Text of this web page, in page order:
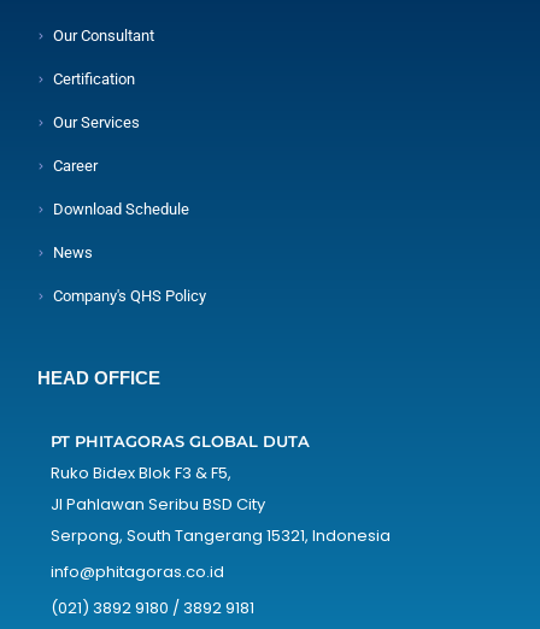
Our Consultant
Certification
Our Services
Career
Download Schedule
News
Company's QHS Policy
HEAD OFFICE
PT PHITAGORAS GLOBAL DUTA
Ruko Bidex Blok F3 & F5,
Jl Pahlawan Seribu BSD City
Serpong, South Tangerang 15321, Indonesia
info@phitagoras.co.id
(021) 3892 9180 / 3892 9181